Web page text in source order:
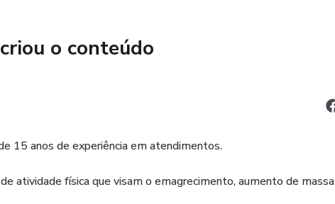
o conteúdo
15 anos de experiência em atendimentos.
atividade física que visam o emagrecimento, aumento de massa